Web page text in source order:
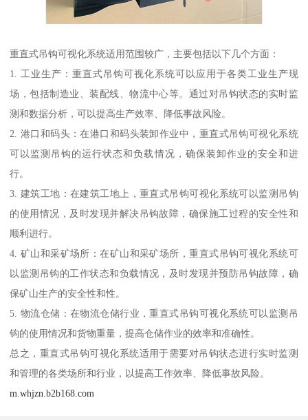
重直式吊钩可视化系统适用范围较广，主要包括以下几个方面：
1. 工业生产：重直式吊钩可视化系统可以应用于各类工业生产现
场，包括制造业、装配线、物流中心等。通过对吊钩状态的实时监
测和数据分析，可以提高生产效率、降低事故风险。
2. 港口和码头：在港口和码头装卸作业中，重直式吊钩可视化系统
可以监测吊钩的运行状态和负载情况，确保装卸作业的安全和进
行。
3. 建筑工地：在建筑工地上，重直式吊钩可视化系统可以监测吊钩
的使用情况，及时发现并解决吊钩故障，确保施工过程的安全性和
顺利进行。
4. 矿山和采矿场所：在矿山和采矿场所，重直式吊钩可视化系统可
以监测吊钩的工作状态和负载情况，及时发现并预防吊钩故障，确
保矿山生产的安全性和性。
5. 物流仓储：在物流仓储行业，重直式吊钩可视化系统可以监测吊
钩的使用情况和货物重量，提高仓储作业的效率和准确性。
总之，重直式吊钩可视化系统适用于需要对吊钩状态进行实时监测
和管理的各类场所和行业，以提高工作效率、降低事故风险。
m.whjzn.b2b168.com